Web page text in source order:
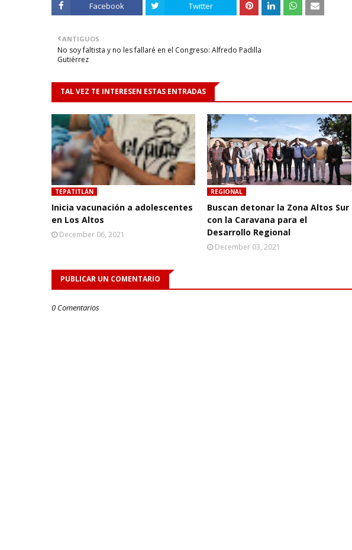
Facebook Twitter
ANTIGUOS
No soy faltista y no les fallaré en el Congreso: Alfredo Padilla
Gutiérrez
TAL VEZ TE INTERESEN ESTAS ENTRADAS
TEPATITLÁN
Inicia vacunación a adolescentes
en Los Altos
December 06, 2021
REGIONAL
Buscan detonar la Zona Altos Sur
con la Caravana para el
Desarrollo Regional
December 03, 2021
PUBLICAR UN COMENTARIO
0 Comentarios